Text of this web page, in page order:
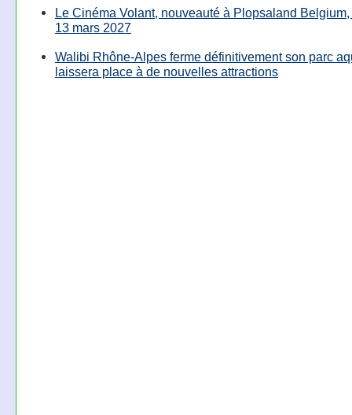
Le Cinéma Volant, nouveauté à Plopsaland
13 mars 2027
Walibi Rhône-Alpes ferme définitivement son parc
laissera place à de nouvelles attractions